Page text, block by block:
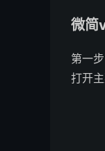
微简
第一
打开